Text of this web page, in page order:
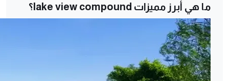
ما هي أبرز مميزات lake view compound؟